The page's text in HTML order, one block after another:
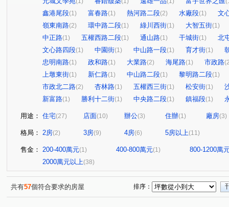
鑫港尾段(1) 富春路(1) 熱河路二段(2) 水廠段(1)
文
嶺東南路(2) 環中路二段(1) 綠川西街(1) 大智五街(1)
中正路(1) 五權西路二段(1) 通山路(1) 干城街(1)
北
文心路四段(1) 中園街(1) 中山路一段(1) 育才街(1)
忠明南路(1) 政和路(1) 大業路(2) 海尾路(1) 市政路
上墩東街(1) 新仁路(1) 中山路二段(1) 黎明路二段(1)
市政北二路(2) 杏林路(1) 五權西三街(1) 松安街(1)
新富路(1) 勝利十二街(1) 中央路二段(1) 鎮福段(1)
用途： 住宅(27) 店面(10) 辦公(3) 住辦(1) 廠房(3)
格局： 2房(2) 3房(9) 4房(6) 5房以上(11)
售金： 200-400萬元(1) 400-800萬元(1)
800-1200萬
2000萬元以上(38)
共有57個符合要求的房屋 排序：